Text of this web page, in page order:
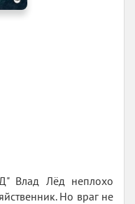
Влад Лёд неплохо
Но враг не